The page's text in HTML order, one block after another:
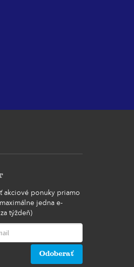
akciové ponuky priamo
jedna e-
týždeň)
Odoberať